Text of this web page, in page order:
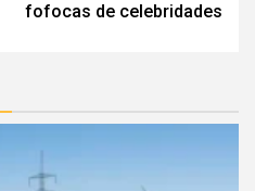
fofocas de celebridades